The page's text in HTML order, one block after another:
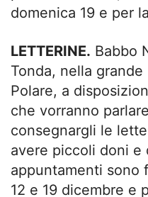
domenica 19 e per
LETTERINE. Babbo
Tonda, nella
Polare, a
che vorranno
consegnargli le
avere piccoli doni e
appuntamenti sono
12 e 19 dicembre e